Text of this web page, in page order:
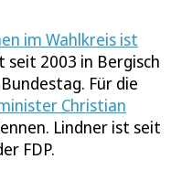
im Wahlkreis ist
2003 in Bergisch
Für die
Christian
Lindner ist seit
FDP.